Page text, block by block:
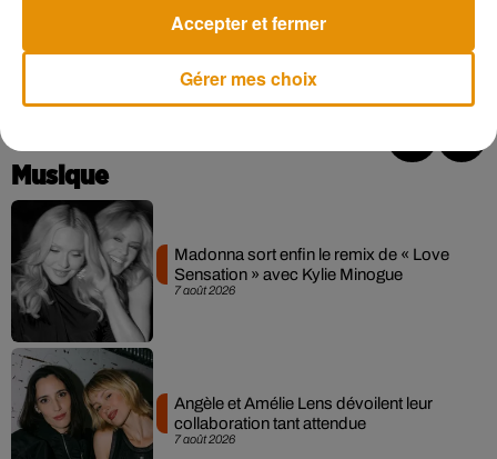
Musique
7 août 2026
Madonna sort enfin le remix de « Love
Sensation » avec Kylie Minogue
7 août 2026
Angèle et Amélie Lens dévoilent leur
collaboration tant attendue
Gérer mes choix
Accepter et fermer